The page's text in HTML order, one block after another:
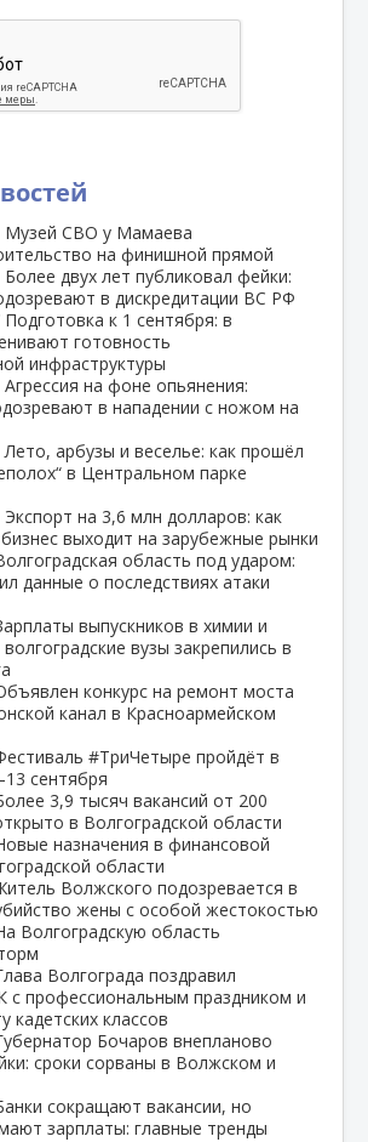
Музей СВО у Мамаева
на финишной прямой
Более двух лет публиковал фейки:
в дискредитации ВС РФ
Подготовка к 1 сентября: в
готовность
инфраструктуры
Агрессия на фоне опьянения:
в нападении с ножом на
Лето, арбузы и веселье: как прошёл
в Центральном парке
Экспорт на 3,6 млн долларов: как
выходит на зарубежные рынки
область под ударом:
данные о последствиях атаки
выпускников в химии и
вузы закрепились в
конкурс на ремонт моста
канал в Красноармейском
#ТриЧетыре пройдёт в
сентября
3,9 тысяч вакансий от 200
в Волгоградской области
назначения в финансовой
области
Волжского подозревается в
жены с особой жестокостью
Волгоградскую область
Волгограда поздравил
с профессиональным праздником и
кадетских классов
Бочаров внепланово
сроки сорваны в Волжском и
сокращают вакансии, но
зарплаты: главные тренды